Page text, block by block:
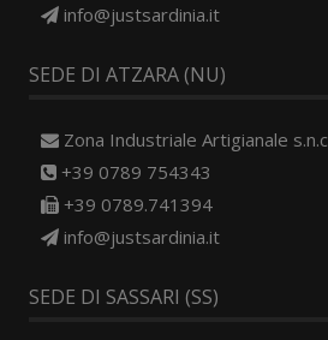
info@justsardinia.it
SEDE DI ATZARA (NU)
Zona Industriale Artigianale s.n.c
+39 0789 754343
+39 0789.741394
info@justsardinia.it
SEDE DI SASSARI (SS)